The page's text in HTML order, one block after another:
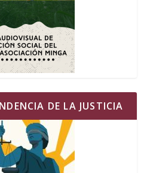
DE LA JUSTICIA